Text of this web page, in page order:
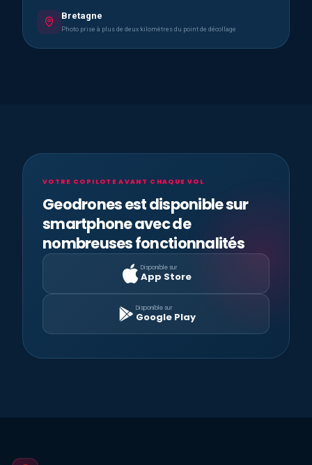
Bretagne
Photo prise à plus de deux kilomètres du point de décollage
VOTRE COPILOTE AVANT CHAQUE VOL
Geodrones est disponible sur
smartphone avec de
nombreuses fonctionnalités
Disponible sur
App Store
Disponible sur
Google Play